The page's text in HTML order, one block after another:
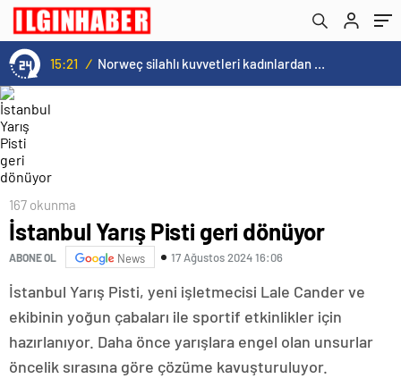
15:21 / Norweç silahlı kuvvetleri kadınlardan oluşan özel kuvvetler eğitimlerini başlattı.
167 okunma
İstanbul Yarış Pisti geri dönüyor
ABONE OL News 17 Ağustos 2024 16:06
İstanbul Yarış Pisti, yeni işletmecisi Lale Cander ve
ekibinin yoğun çabaları ile sportif etkinlikler için
hazırlanıyor. Daha önce yarışlara engel olan unsurlar
öncelik sırasına göre çözüme kavuşturuluyor.